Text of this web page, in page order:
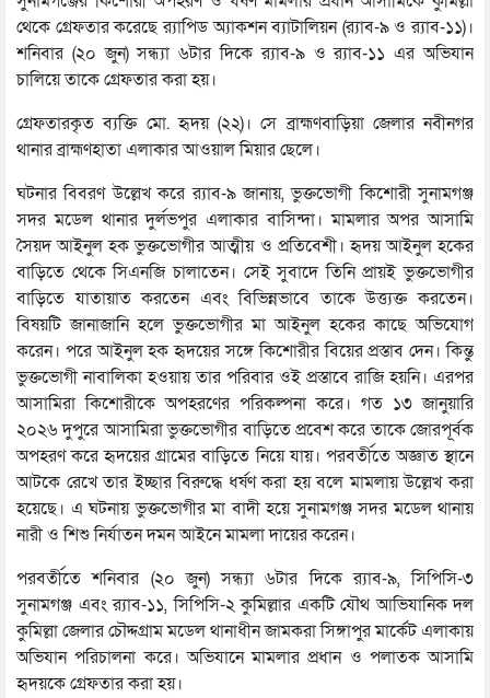
থেকে গ্রেফতার করেছে র‌্যাপিড অ্যাকশন ব্যাটালিয়ন (র‌্যাব-৯ ও র‌্যাব-১১)।
শনিবার (২০ জুন) সন্ধ্যা ৬টার দিকে র‌্যাব-৯ ও র‌্যাব-১১ এর অভিযান
চালিয়ে তাকে গ্রেফতার করা হয়।
গ্রেফতারকৃত ব্যক্তি মো. হৃদয় (২২)। সে ব্রাহ্মণবাড়িয়া জেলার নবীনগর
থানার ব্রাহ্মণহাতা এলাকার আওয়াল মিয়ার ছেলে।
ঘটনার বিবরণ উল্লেখ করে র‌্যাব-৯ জানায়, ভুক্তভোগী কিশোরী সুনামগঞ্জ
সদর মডেল থানার দুর্লভপুর এলাকার বাসিন্দা। মামলার অপর আসামি
সৈয়দ আইনুল হক ভুক্তভোগীর আত্মীয় ও প্রতিবেশী। হৃদয় আইনুল হকের
বাড়িতে থেকে সিএনজি চালাতেন। সেই সুবাদে তিনি প্রায়ই ভুক্তভোগীর
বাড়িতে যাতায়াত করতেন এবং বিভিন্নভাবে তাকে উত্ত্যক্ত করতেন।
বিষয়টি জানাজানি হলে ভুক্তভোগীর মা আইনুল হকের কাছে অভিযোগ
করেন। পরে আইনুল হক হৃদয়ের সঙ্গে কিশোরীর বিয়ের প্রস্তাব দেন। কিন্তু
ভুক্তভোগী নাবালিকা হওয়ায় তার পরিবার ওই প্রস্তাবে রাজি হয়নি। এরপর
আসামিরা কিশোরীকে অপহরণের পরিকল্পনা করে। গত ১৩ জানুয়ারি
২০২৬ দুপুরে আসামিরা ভুক্তভোগীর বাড়িতে প্রবেশ করে তাকে জোরপূর্বক
অপহরণ করে হৃদয়ের গ্রামের বাড়িতে নিয়ে যায়। পরবর্তীতে অজ্ঞাত স্থানে
আটকে রেখে তার ইচ্ছার বিরুদ্ধে ধর্ষণ করা হয় বলে মামলায় উল্লেখ করা
হয়েছে। এ ঘটনায় ভুক্তভোগীর মা বাদী হয়ে সুনামগঞ্জ সদর মডেল থানায়
নারী ও শিশু নির্যাতন দমন আইনে মামলা দায়ের করেন।
পরবর্তীতে শনিবার (২০ জুন) সন্ধ্যা ৬টার দিকে র‌্যাব-৯, সিপিসি-৩
সুনামগঞ্জ এবং র‌্যাব-১১, সিপিসি-২ কুমিল্লার একটি যৌথ আভিযানিক দল
কুমিল্লা জেলার চৌদ্দগ্রাম মডেল থানাধীন জামকরা সিঙ্গাপুর মার্কেট এলাকায়
অভিযান পরিচালনা করে। অভিযানে মামলার প্রধান ও পলাতক আসামি
হৃদয়কে গ্রেফতার করা হয়।